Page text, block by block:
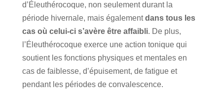
d’Éleuthérocoque, non seulement durant la
période hivernale, mais égalementdans tous les
cas où celui-ci s’avère être affaibli. De plus,
l’Éleuthérocoque exerce une action tonique qui
soutient les fonctions physiques et mentales en
cas de faiblesse, d’épuisement, de fatigue et
pendant les périodes de convalescence.